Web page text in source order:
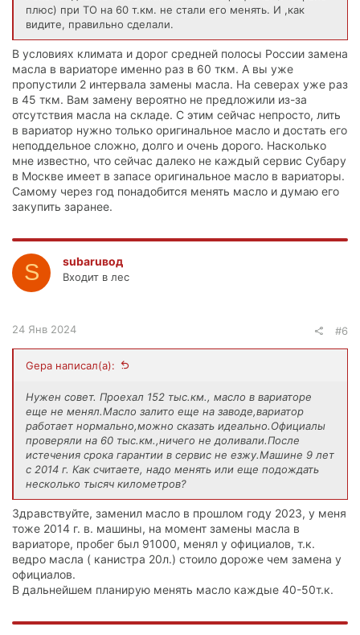
плюс) при ТО на 60 т.км. не стали его менять. И ,как
видите, правильно сделали.
В условиях климата и дорог средней полосы России замена
масла в вариаторе именно раз в 60 ткм. А вы уже
пропустили 2 интервала замены масла. На северах уже раз
в 45 ткм. Вам замену вероятно не предложили из-за
отсутствия масла на складе. С этим сейчас непросто, лить
в вариатор нужно только оригинальное масло и достать его
неподдельное сложно, долго и очень дорого. Насколько
мне известно, что сейчас далеко не каждый сервис Субару
в Москве имеет в запасе оригинальное масло в вариаторы.
Самому через год понадобится менять масло и думаю его
закупить заранее.
S subaruвод
Входит в лес
24 Янв 2024 #6
Gepa написал(а):
Нужен совет. Проехал 152 тыс.км., масло в вариаторе
еще не менял.Масло залито еще на заводе,вариатор
работает нормально,можно сказать идеально.Официалы
проверяли на 60 тыс.км.,ничего не доливали.После
истечения срока гарантии в сервис не езжу.Машине 9 лет
с 2014 г. Как считаете, надо менять или еще подождать
несколько тысяч километров?
Здравствуйте, заменил масло в прошлом году 2023, у меня
тоже 2014 г. в. машины, на момент замены масла в
вариаторе, пробег был 91000, менял у официалов, т.к.
ведро масла ( канистра 20л.) стоило дороже чем замена у
официалов.
В дальнейшем планирую менять масло каждые 40-50т.к.